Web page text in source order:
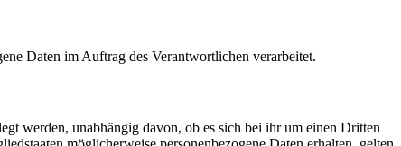
Daten im Auftrag des Verantwortlichen verarbeitet.
werden, unabhängig davon, ob es sich bei ihr um einen Dritten